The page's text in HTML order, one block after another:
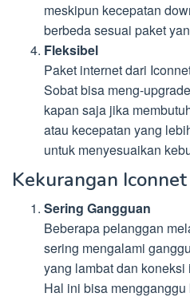
meskipun kecepatan
berbeda sesuai paket
Fleksibel
Paket internet dari
Sobat bisa meng-
kapan saja jika
atau kecepatan yang
untuk menyesuaikan
Kekurangan
Sering Gangguan
Beberapa pelanggan
sering mengalami
yang lambat dan
Hal ini bisa